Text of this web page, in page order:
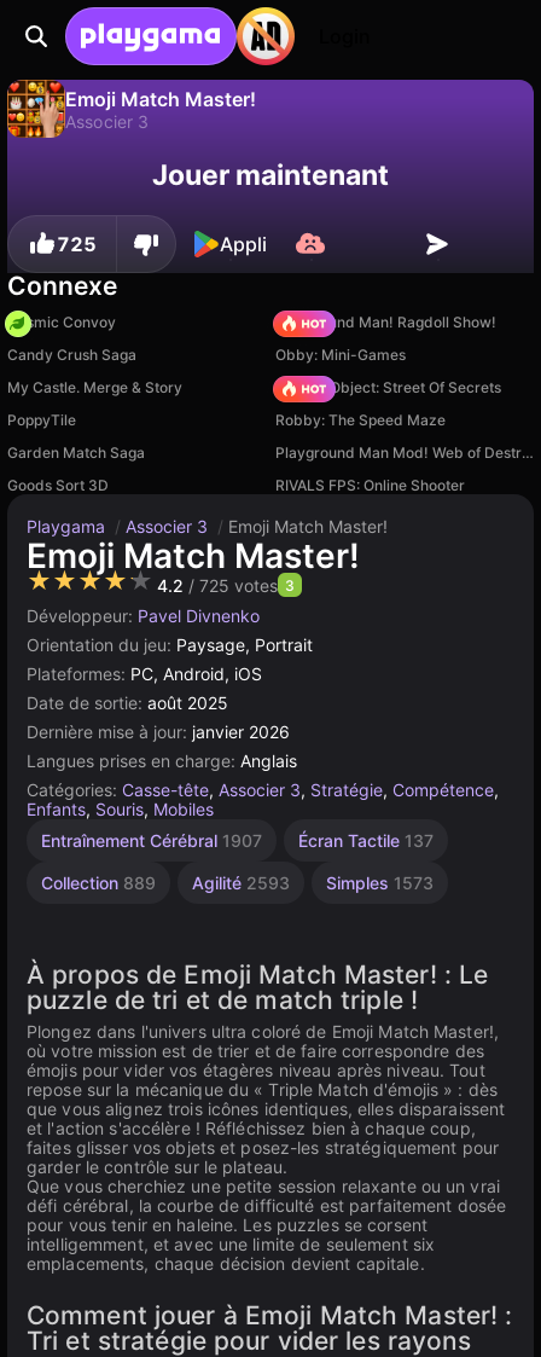
Emoji Match Master!
Associer 3
progression !
Non Enregistrer
Jouer maintenant
725 Appli
Connexe
Cosmic Convoy
Playground Man! Ragdoll Show!
Candy Crush Saga
Obby: Mini-Games
My Castle. Merge & Story
Hidden Object: Street Of Secrets
PoppyTile
Robby: The Speed Maze
Garden Match Saga
Playground Man Mod! Web of Destruction!
Goods Sort 3D
RIVALS FPS: Online Shooter
Playgama / Associer 3 / Emoji Match Master!
Emoji Match Master!
★★★★★ 4.2 / 725 votes 3
Développeur: Pavel Divnenko
Orientation du jeu: Paysage, Portrait
Plateformes: PC, Android, iOS
Date de sortie: août 2025
Dernière mise à jour: janvier 2026
Langues prises en charge: Anglais
Catégories: Casse-tête, Associer 3, Stratégie, Compétence,
Enfants, Souris, Mobiles
Entraînement Cérébral 1907 Écran Tactile 137
Collection 889 Agilité 2593 Simples 1573
À propos de Emoji Match Master! : Le
puzzle de tri et de match triple !
Plongez dans l'univers ultra coloré de Emoji Match Master!,
où votre mission est de trier et de faire correspondre des
émojis pour vider vos étagères niveau après niveau. Tout
repose sur la mécanique du « Triple Match d'émojis » : dès
que vous alignez trois icônes identiques, elles disparaissent
et l'action s'accélère ! Réfléchissez bien à chaque coup,
faites glisser vos objets et posez-les stratégiquement pour
garder le contrôle sur le plateau.
Que vous cherchiez une petite session relaxante ou un vrai
défi cérébral, la courbe de difficulté est parfaitement dosée
pour vous tenir en haleine. Les puzzles se corsent
intelligemment, et avec une limite de seulement six
emplacements, chaque décision devient capitale.
Comment jouer à Emoji Match Master! :
Tri et stratégie pour vider les rayons